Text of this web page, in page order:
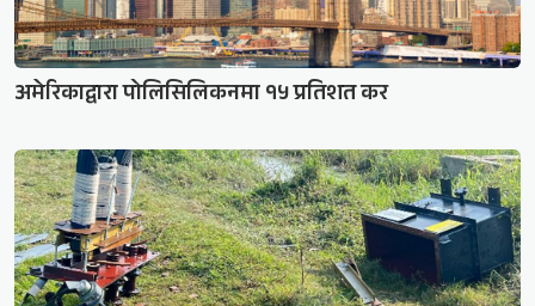
अमेरिकाद्वारा पोलिसिलिकनमा १५ प्रतिशत कर